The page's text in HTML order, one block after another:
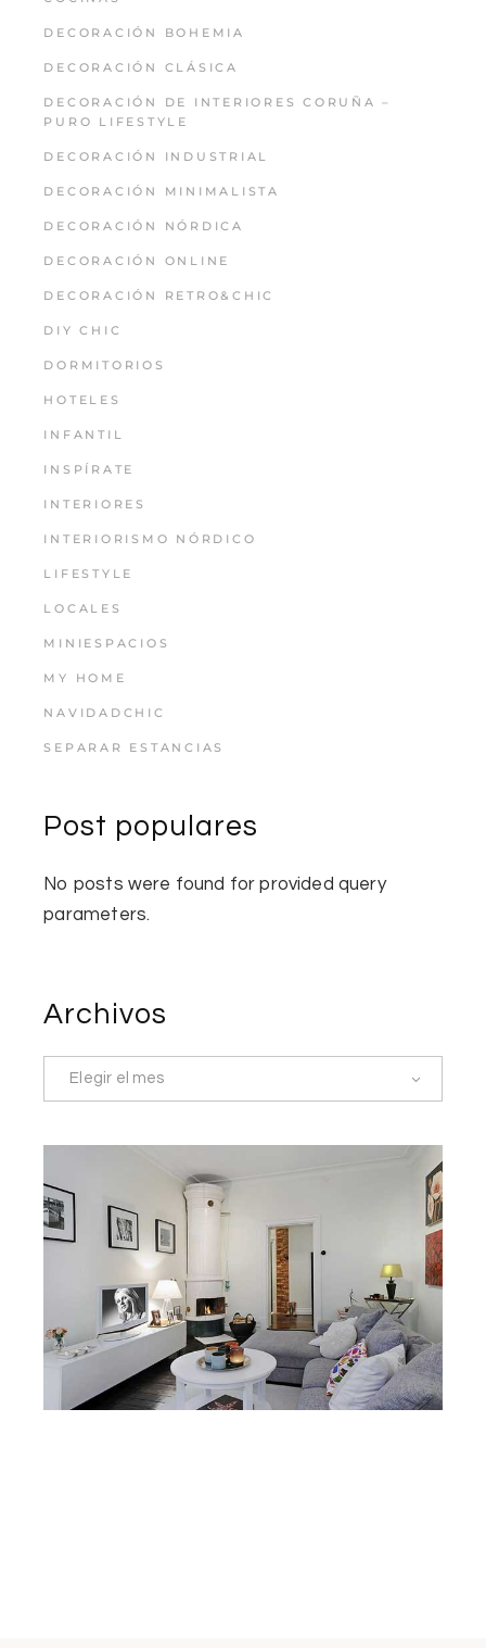
DECORACIÓN BOHEMIA
DECORACIÓN CLÁSICA
DECORACIÓN DE INTERIORES CORUÑA –
PURO LIFESTYLE
DECORACIÓN INDUSTRIAL
DECORACIÓN MINIMALISTA
DECORACIÓN NÓRDICA
DECORACIÓN ONLINE
DECORACIÓN RETRO&CHIC
DIY CHIC
DORMITORIOS
HOTELES
INFANTIL
INSPÍRATE
INTERIORES
INTERIORISMO NÓRDICO
LIFESTYLE
LOCALES
MINIESPACIOS
MY HOME
NAVIDADCHIC
SEPARAR ESTANCIAS
Post populares
No posts were found for provided query
parameters.
Archivos
Elegir el mes